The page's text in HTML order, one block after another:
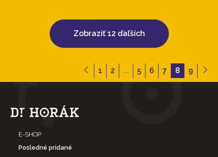
Zobraziť 12 ďaľších
1 2 ... 5 6 7 8 9
E-SHOP
Posledné pridané